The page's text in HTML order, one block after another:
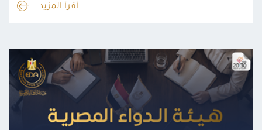
أقرأ المزيد